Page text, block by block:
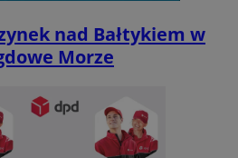
nad Bałtykiem w
Morze